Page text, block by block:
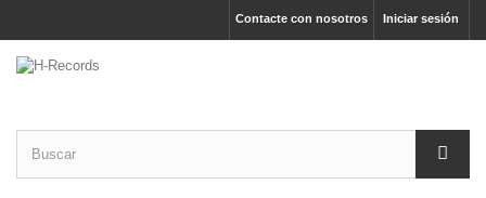
Iniciar sesión
Contacte con nosotros